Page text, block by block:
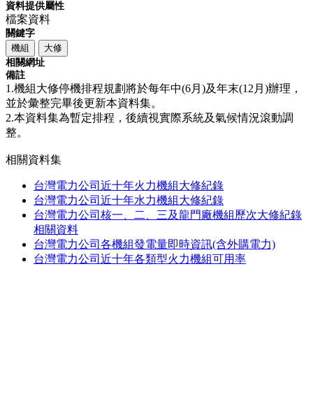
資料提供屬性
檔案資料
關鍵字
機組
大修
相關網址
備註
1.機組大修停機排程規劃將於每年中(6月)及年末(12月)辦理，
並於彙整完畢後更新本資料集。
2.本資料集為暫定排程，後續視實際系統及氣候情況滾動調
整。
相關資料集
台灣電力公司近十年火力機組大修紀錄
台灣電力公司近十年水力機組大修紀錄
台灣電力公司核一、二、三及龍門廠機組歷次大修紀錄
相關資料
台灣電力公司各機組發電量即時資訊(含外購電力)
台灣電力公司近十年各類型火力機組可用率